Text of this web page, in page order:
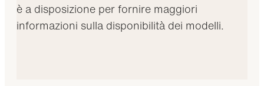
è a disposizione per fornire maggiori
informazioni sulla disponibilità dei modelli.